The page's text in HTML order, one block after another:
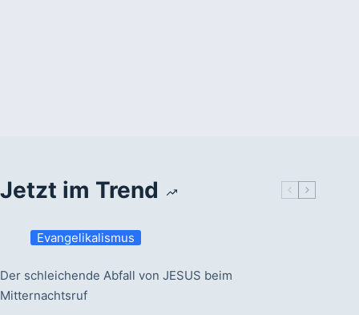
Jetzt im Trend
Evangelikalismus
Der schleichende Abfall von JESUS beim
Mitternachtsruf